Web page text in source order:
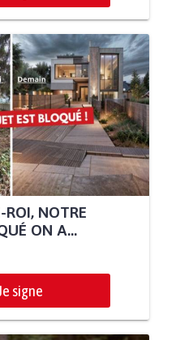
ROI, NOTRE
ON A...
signe